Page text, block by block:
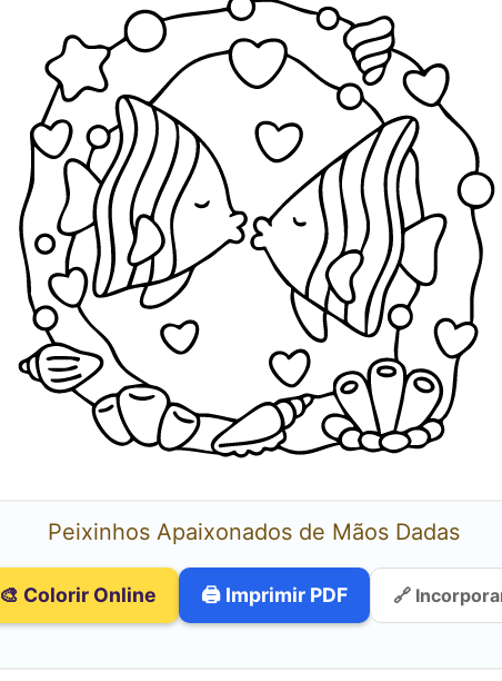
Peixinhos Apaixonados de Mãos Dadas
🎨 Colorir Online 🖨️ Imprimir PDF 🔗